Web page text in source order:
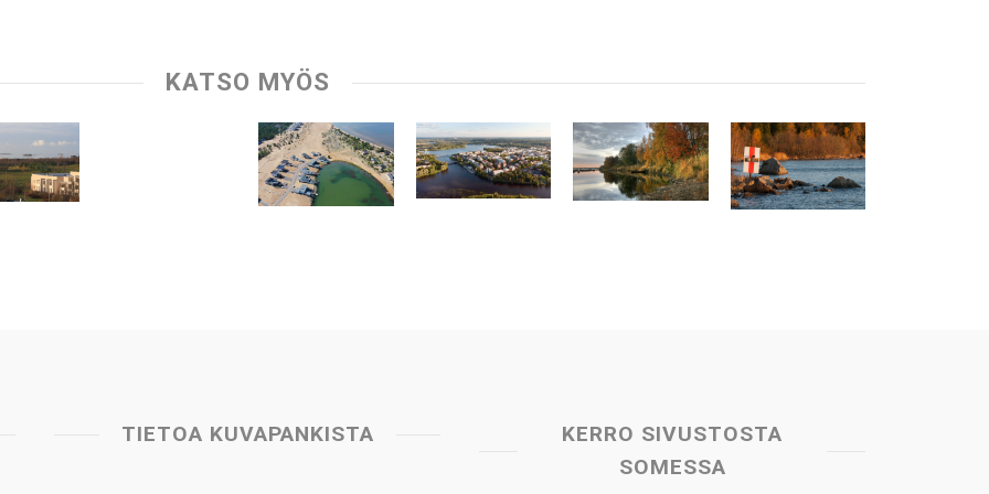
KATSO MYÖS
TIETOA KUVAPANKISTA
KERRO SIVUSTOSTA
SOMESSA